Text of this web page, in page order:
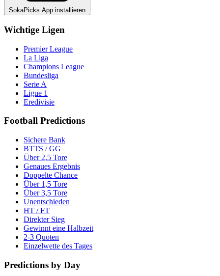
SokaPicks App installieren
Wichtige Ligen
Premier League
La Liga
Champions League
Bundesliga
Serie A
Ligue 1
Eredivisie
Football Predictions
Sichere Bank
BTTS / GG
Über 2,5 Tore
Genaues Ergebnis
Doppelte Chance
Über 1,5 Tore
Über 3,5 Tore
Unentschieden
HT / FT
Direkter Sieg
Gewinnt eine Halbzeit
2-3 Quoten
Einzelwette des Tages
Predictions by Day